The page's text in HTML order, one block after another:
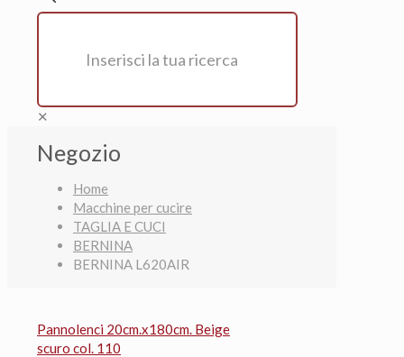
✕
Negozio
Home
Macchine per cucire
TAGLIA E CUCI
BERNINA
BERNINA L620AIR
Pannolenci 20cm.x180cm. Beige
scuro col. 110